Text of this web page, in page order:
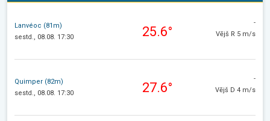
Lanvéoc (81m)
sestd., 08.08. 17:30
25.6°
-
Vējš R 5 m/s
Quimper (82m)
sestd., 08.08. 17:30
27.6°
-
Vējš D 4 m/s